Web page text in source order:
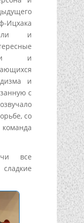
Ицхака
и
и
и
с
со
все